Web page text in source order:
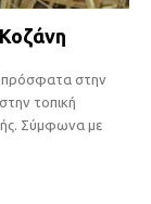
πρόσφατα στην
τοπική
Σύμφωνα με